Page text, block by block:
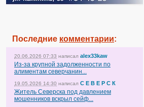
Последние комментарии:
20.06.2026 07:33 написал alex33kaw
Из-за крупной задолженности по
алиментам северчанин...
19.05.2026 14:30 написал С Е В Е Р С К
Житель Северска под давлением
мошенников вскрыл сейф...